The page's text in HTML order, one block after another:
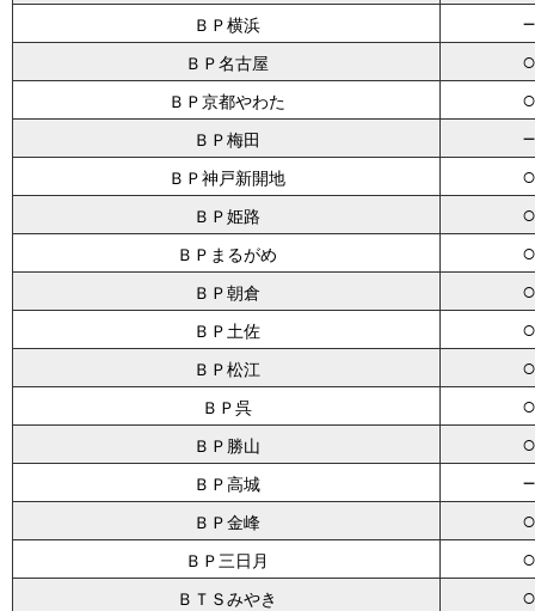
ＢＰ横浜
ＢＰ名古屋 ○
ＢＰ京都やわた ○
ＢＰ梅田
ＢＰ神戸新開地 ○
ＢＰ姫路 ○
ＢＰまるがめ ○
ＢＰ朝倉 ○
ＢＰ土佐 ○
ＢＰ松江 ○
ＢＰ呉 ○
ＢＰ勝山 ○
ＢＰ高城
ＢＰ金峰 ○
ＢＰ三日月 ○
ＢＴＳみやき ○